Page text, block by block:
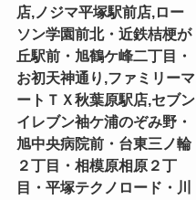
店,ノジマ平塚駅前店,ロー
ソン学園前北・近鉄桔梗が
丘駅前・旭鶴ケ峰二丁目・
お初天神通り,ファミリーマ
ートＴＸ秋葉原駅店,セブン
イレブン袖ケ浦のぞみ野・
旭中央病院前・台東三ノ輪
２丁目・相模原相原２丁
目・平塚テクノロード・川